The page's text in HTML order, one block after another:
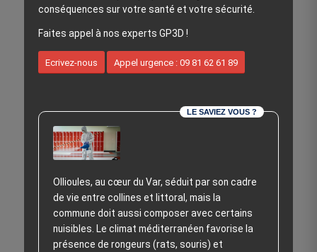
conséquences sur votre santé et votre sécurité.
Faites appel à nos experts GP3D !
Ecrivez-nous Appel urgence : 09 81 62 61 89
LE SAVIEZ VOUS ?
Ollioules, au cœur du Var, séduit par son cadre
de vie entre collines et littoral, mais la
commune doit aussi composer avec certains
nuisibles. Le climat méditerranéen favorise la
présence de rongeurs (rats, souris) et